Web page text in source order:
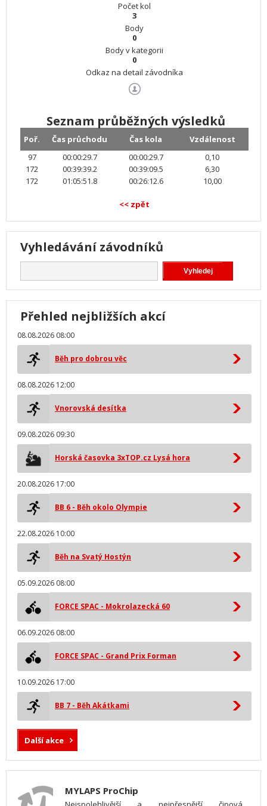
Počet kol
3
Body
0
Body v kategorii
0
Odkaz na detail závodníka
Seznam průběžných výsledků
Poř. Čas průchodu Čas kola
Vzdálenost
97
00:00:29.7 00:00:29.7
0,10
172
00:39:39.2 00:39:09.5
6,30
172
01:05:51.8 00:26:12.6 10,00
<< zpět
Vyhledávání závodníků
Přehled nejbližších akcí
08.08.2026 08:00
Běh pro dobrou věc
08.08.2026 12:00
Vnorovská desítka
09.08.2026 09:30
Horská časovka 3xTOP.cz Lysá hora
20.08.2026 17:00
BB 6 - Běh okolo Olympie
22.08.2026 10:00
Běh na Svatý Hostýn
05.09.2026 08:00
FORCE SPAC - Mokrolazecká 60
06.09.2026 08:00
FORCE SPAC - Grand Prix Forman
10.09.2026 17:00
BB 7 - Běh Akátkami
Další akce
MYLAPS ProChip